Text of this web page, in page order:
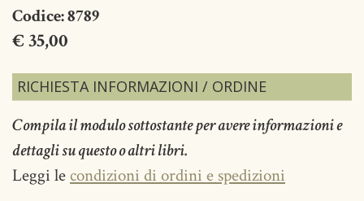
Codice:8789
€ 35,00
RICHIESTA INFORMAZIONI / ORDINE
Compila il modulo sottostante per avere informazioni e
dettagli su questo o altri libri.
Leggi lecondizioni di ordini e spedizioni